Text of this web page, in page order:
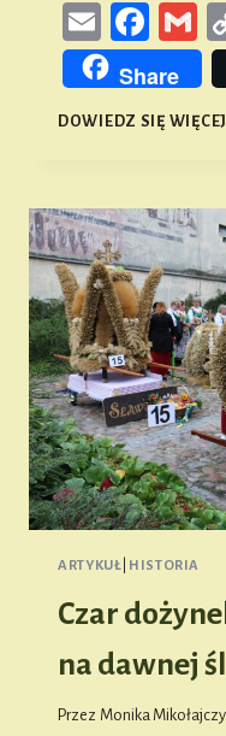
Email
Share
DOWIEDZ SIĘ WIĘCEJ
ARTYKUŁ HISTORIA
Czar
na dawnej
Przez Monika